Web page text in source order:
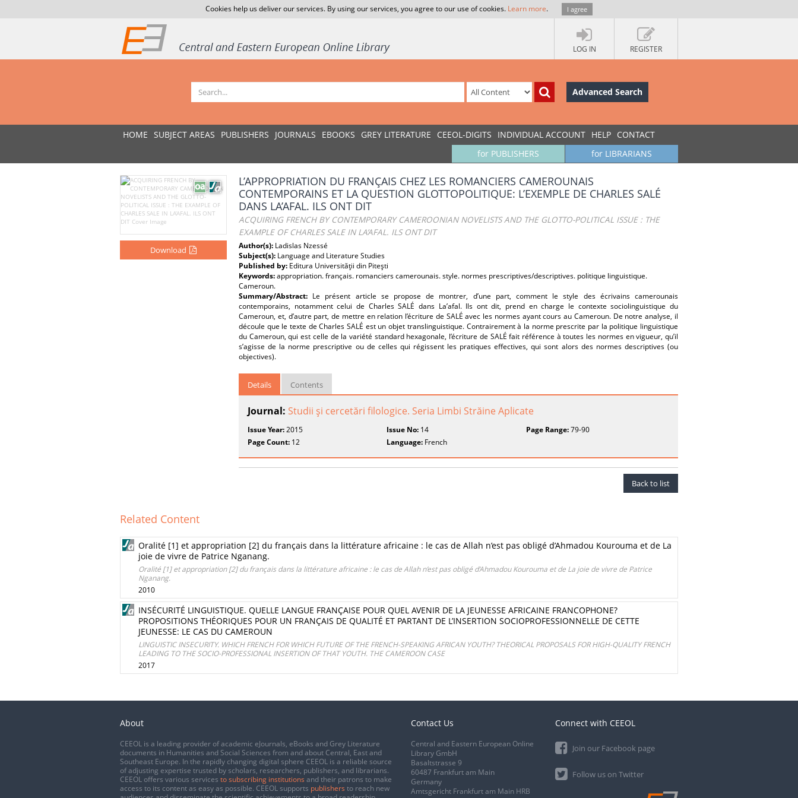
Cookies help us deliver our services. By using our services, you agree to our use of cookies. Learn more. I agree
LOG IN REGISTER
Advanced Search
HOME SUBJECT AREAS PUBLISHERS JOURNALS EBOOKS GREY LITERATURE CEEOL-DIGITS INDIVIDUAL ACCOUNT HELP CONTACT
for LIBRARIANS
for PUBLISHERS
Download
L’APPROPRIATION DU FRANÇAIS CHEZ LES ROMANCIERS CAMEROUNAIS
CONTEMPORAINS ET LA QUESTION GLOTTOPOLITIQUE: L’EXEMPLE DE CHARLES SALÉ
DANS LA’AFAL. ILS ONT DIT
ACQUIRING FRENCH BY CONTEMPORARY CAMEROONIAN NOVELISTS AND THE GLOTTO-POLITICAL ISSUE : THE
EXAMPLE OF CHARLES SALE IN LA’AFAL. ILS ONT DIT
Author(s): Ladislas Nzessé
Subject(s): Language and Literature Studies
Published by: Editura Universităţii din Piteşti
Keywords:appropriation. français. romanciers camerounais. style. normes prescriptives/descriptives. politique linguistique.
Cameroun.
Summary/Abstract: Le présent article se propose de montrer, d’une part, comment le style des écrivains camerounais
contemporains, notamment celui de Charles SALÉ dans La’afal. Ils ont dit, prend en charge le contexte sociolinguistique du
Cameroun, et, d’autre part, de mettre en relation l’écriture de SALÉ avec les normes ayant cours au Cameroun. De notre analyse, il
découle que le texte de Charles SALÉ est un objet translinguistique. Contrairement à la norme prescrite par la politique linguistique
du Cameroun, qui est celle de la variété standard hexagonale, l’écriture de SALÉ fait référence à toutes les normes en vigueur, qu’il
s’agisse de la norme prescriptive ou de celles qui régissent les pratiques effectives, qui sont alors des normes descriptives (ou
objectives).
Details Contents
Journal: Studii şi cercetări filologice. Seria Limbi Străine Aplicate
Issue Year:2015 Issue No: 14 Page Range:79-90
Page Count: 12 Language: French
Back to list
Related Content
Oralité [1] et appropriation [2] du français dans la littérature africaine : le cas de Allah n’est pas obligé d’Ahmadou Kourouma et de La
joie de vivre de Patrice Nganang.
Oralité [1] et appropriation [2] du français dans la littérature africaine : le cas de Allah n’est pas obligé d’Ahmadou Kourouma et de La joie de vivre de Patrice
Nganang.
2010
INSÉCURITÉ LINGUISTIQUE. QUELLE LANGUE FRANÇAISE POUR QUEL AVENIR DE LA JEUNESSE AFRICAINE FRANCOPHONE?
PROPOSITIONS THÉORIQUES POUR UN FRANÇAIS DE QUALITÉ ET PARTANT DE L’INSERTION SOCIOPROFESSIONNELLE DE CETTE
JEUNESSE: LE CAS DU CAMEROUN
LINGUISTIC INSECURITY. WHICH FRENCH FOR WHICH FUTURE OF THE FRENCH-SPEAKING AFRICAN YOUTH? THEORICAL PROPOSALS FOR HIGH-QUALITY FRENCH
LEADING TO THE SOCIO-PROFESSIONAL INSERTION OF THAT YOUTH. THE CAMEROON CASE
2017
About
CEEOL is a leading provider of academic eJournals, eBooks and Grey Literature
documents in Humanities and Social Sciences from and about Central, East and
Southeast Europe. In the rapidly changing digital sphere CEEOL is a reliable source
of adjusting expertise trusted by scholars, researchers, publishers, and librarians.
CEEOL offers various services to subscribing institutions and their patrons to make
access to its content as easy as possible. CEEOL supports publishers to reach new
Contact Us
Central and Eastern European Online
Library GmbH
Basaltstrasse 9
60487 Frankfurt am Main
Germany
Amtsgericht Frankfurt am Main HRB
Connect with CEEOL
Join our Facebook page
Follow us on Twitter